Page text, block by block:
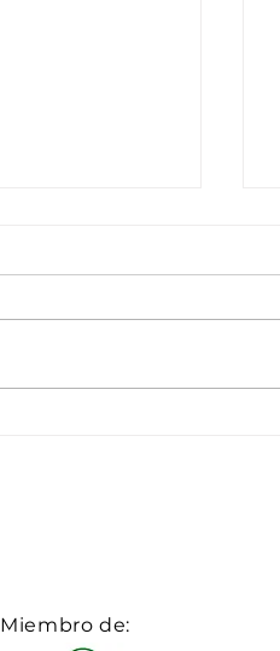
Miembro de: